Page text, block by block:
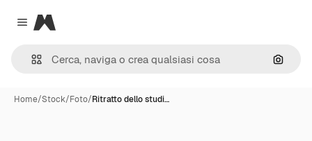
Close menu
Magnific
Cerca
Home/Stock/Foto/Ritratto dello studi…